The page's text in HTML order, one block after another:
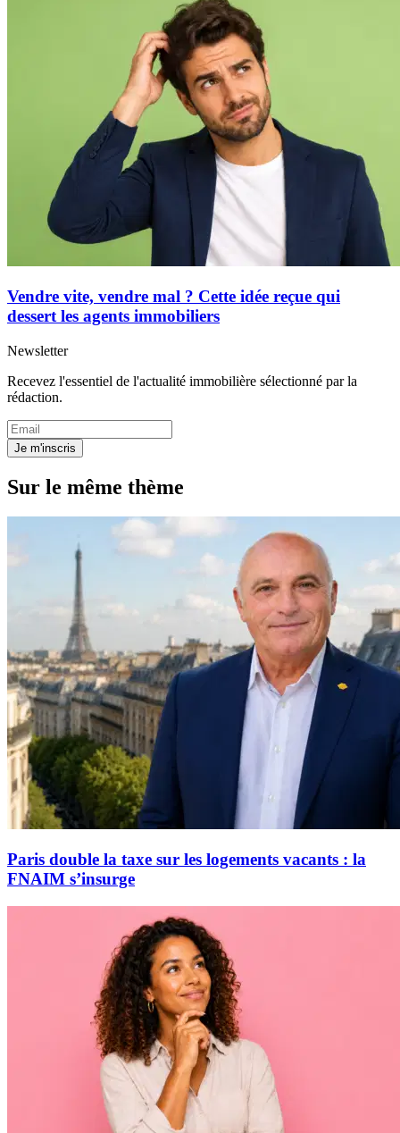
Vendre vite, vendre mal ? Cette idée reçue qui
dessert les agents immobiliers
Newsletter
Recevez l'essentiel de l'actualité immobilière sélectionné par la
rédaction.
Je m'inscris
Sur le même thème
Paris double la taxe sur les logements vacants : la
FNAIM s’insurge